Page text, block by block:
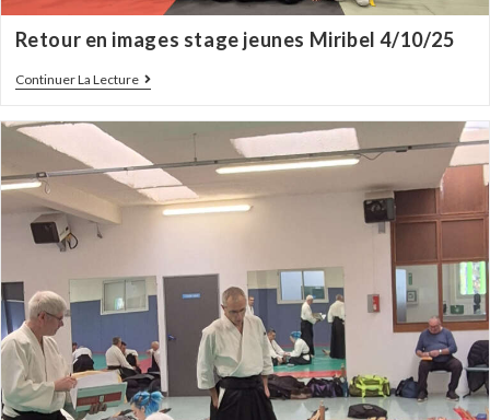
Retour en images stage jeunes Miribel 4/10/25
Continuer La Lecture